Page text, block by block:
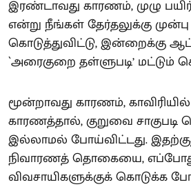
இரண்டாவது காரணம், முழு
என்று நீங்கள் தேர்தலுக்கு முன்பு
கொடுத்துவிட்டு, இன்றைக்கு
`அரைகுறை தள்ளுபடி’ மட்டும்
மூன்றாவது காரணம்,
காரணத்தால், குறுவை
இல்லாமல் போய்விட்டது.
நிவாரணத் தொகையை,
விவசாயிகளுக்குக் கொடுக்க